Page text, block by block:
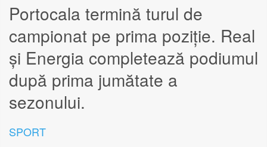
Portocala termină turul de
campionat pe prima poziție. Real
și Energia completează podiumul
după prima jumătate a
sezonului.
SPORT